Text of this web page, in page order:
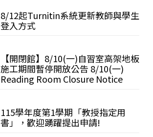
8/12起Turnitin系統更新教師與學生
登入方式
【開閉館】8/10(一)自習室高架地板
施工期間暫停開放公告 8/10(一)
Reading Room Closure Notice
115學年度第1學期「教授指定用
書」，歡迎踴躍提出申請!